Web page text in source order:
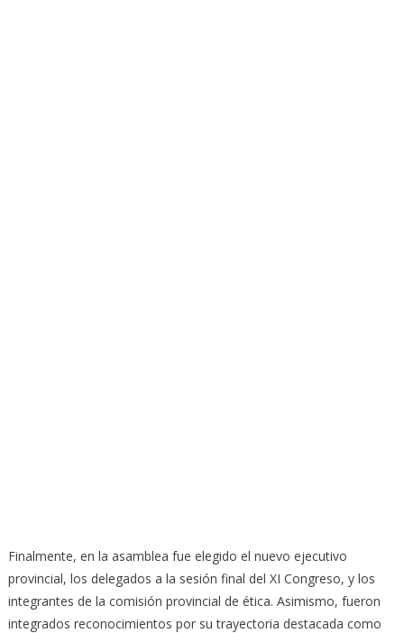
Finalmente, en la asamblea fue elegido el nuevo ejecutivo
provincial, los delegados a la sesión final del XI Congreso, y los
integrantes de la comisión provincial de ética. Asimismo, fueron
integrados reconocimientos por su trayectoria destacada como